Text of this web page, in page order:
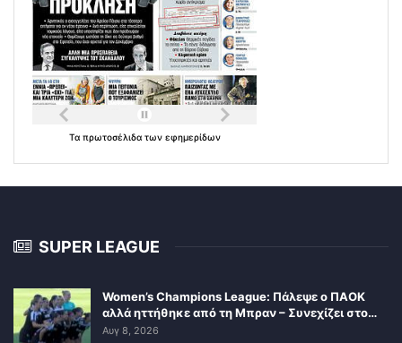
Τα πρωτοσέλιδα των εφημερίδων
SUPER LEAGUE
Women’s Champions League: Πάλεψε ο ΠΑΟΚ
αλλά ηττήθηκε από τη Μπραν – Συνεχίζει στο…
Αυγ 8, 2026